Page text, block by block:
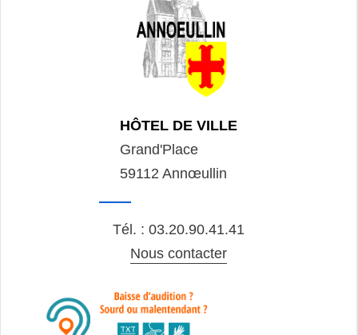
HÔTEL DE VILLE
Grand'Place
59112 Annœullin
Tél. : 03.20.90.41.41
Nous contacter